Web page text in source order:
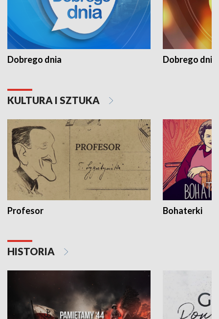
Dobrego dnia Dobrego dnia
KULTURA I SZTUKA
Profesor Bohaterki
HISTORIA